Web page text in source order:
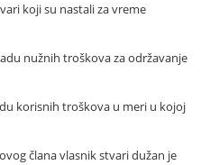
koji su nastali za vreme
nužnih troškova za održavanje
korisnih troškova u meri u kojoj
člana vlasnik stvari dužan je